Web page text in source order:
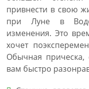
привнести в свою
при Луне в
изменения. Это
хочет
Обычная прическа,
вам быстро